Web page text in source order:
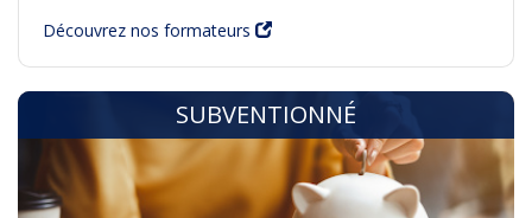
Découvrez nos formateurs
SUBVENTIONNÉ